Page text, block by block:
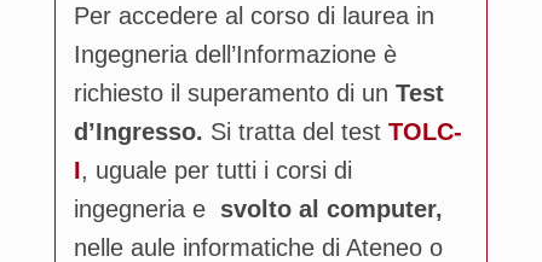
Per accedere al corso di laurea in
Ingegneria dell’Informazione è
richiesto il superamento di un Test
d’Ingresso. Si tratta del test TOLC-
I, uguale per tutti i corsi di
ingegneria e svolto al computer,
nelle aule informatiche di Ateneo o